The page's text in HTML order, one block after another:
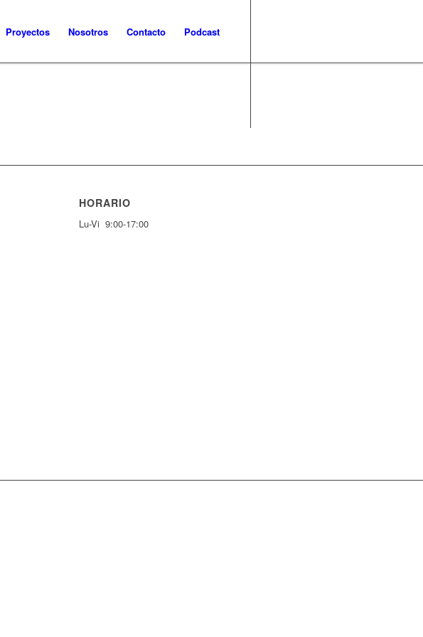
Proyectos Nosotros Contacto Podcast
HORARIO
Lu-Vi 9:00-17:00